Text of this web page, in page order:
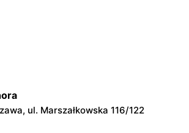
Centrum
ul. Pontonierów 11
ul. Marszałkowska 116/122